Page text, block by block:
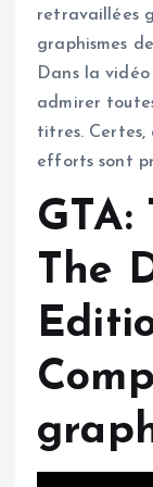
retravaillées
graphismes
Dans la vidéo
admirer
titres. Certes,
efforts sont
GTA:
The